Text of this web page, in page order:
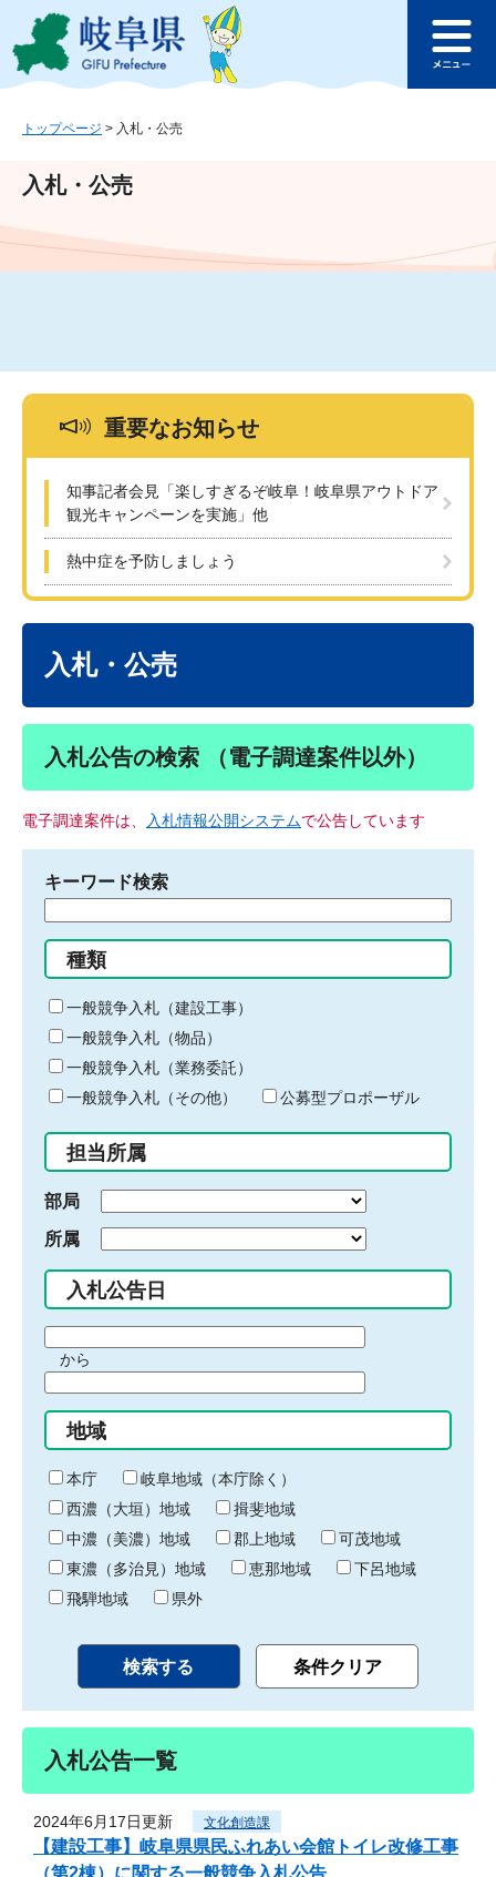
ジ
ュ
文
このページの本文へ
ュ
トップページ > 入札・公売
入札・公売
重要なお知らせ
知事記者会見「楽しすぎるぞ岐阜！岐阜県アウトドア
観光キャンペーンを実施」他
熱中症を予防しましょう
入札・公売
入札公告の検索 （電子調達案件以外）
電子調達案件は、 入札情報公開システムで公告しています
キーワード検索
る
キ
ー
ワ
ー
ド
入
力
種類
一般競争入札（建設工事）
一般競争入札（物品）
一般競争入札（業務委託）
一般競争入札（その他）
公募型プロポーザル
担当所属
部局
所属
入札公告日
間
始
り
から
間
終
わ
り
地域
本庁
岐阜地域（本庁除く）
西濃（大垣）地域
揖斐地域
中濃（美濃）地域
郡上地域
可茂地域
東濃（多治見）地域
恵那地域
下呂地域
飛騨地域
県外
入札公告一覧
2024年6月17日更新 文化創造課
【建設工事】岐阜県県民ふれあい会館トイレ改修工事
（第2棟）に関する一般競争入札公告